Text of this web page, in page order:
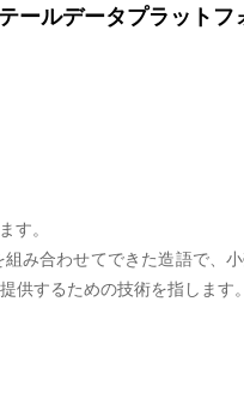
ルデータプラットフ
す。
み合わせてできた造語で、
するための技術を指します。